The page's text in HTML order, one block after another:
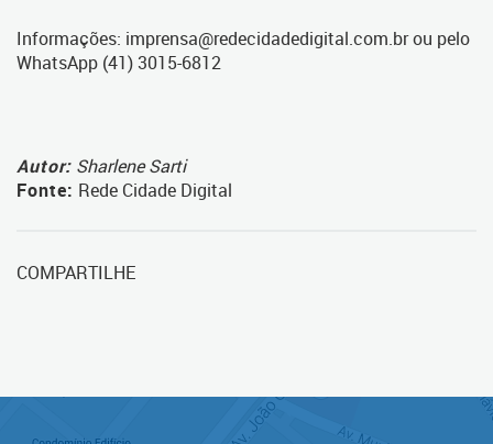
Informações: imprensa@redecidadedigital.com.br ou pelo
WhatsApp (41) 3015-6812
Autor: Sharlene Sarti
Fonte: Rede Cidade Digital
COMPARTILHE